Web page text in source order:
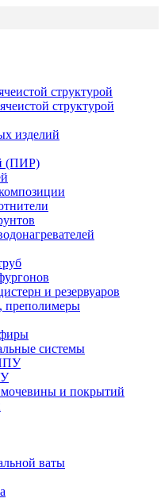
структурой
структурой
изделий
(ПИР)
и резервуаров
преполимеры
системы
и покрытий
ваты